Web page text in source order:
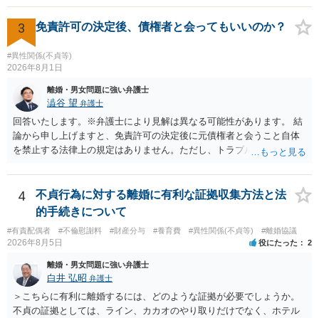
か。 ⇒判決となり敗訴してしまった場合は、強制執行により不動産等
の財産を差し押さえられ、そこから債権回収が図られることになりま
すが、 和解であれば柔軟な解決が可能ですので、その場合は分割払
いにより支払うことも十分可能です。 ⑤ このような事情であれば、私
は120万円のみ和解交渉を続けるべきでしょうか。 ⇒ご相談者様の認
れるため、 120万円のみについて交渉を続けることがベターかと存じ
ます。
には、追加着手金や日当、実費が発生することもあります。 もっと
も、証拠が十分にあるか、相手方の住所・勤務先が分かるか、慰謝料
額、離婚の有無、交渉で終わるか訴訟まで見込むかによって、費用は
変わり得ます。依頼前に、交渉だけの場合、訴訟になった場合、回収
できなかった場合の費用を確認しておくとよいでしょう。 弁護士選び
通しを過度に楽観的に言い過ぎないか、質問に具体的に答えてくれる
か、連絡方法（メール、電話、弁護士直接か事務局員を介するかな
ど）や対応スピードが合うかを確認するとよいと思います。いずれに
しましても、弁護士への相談・依頼にあたっては、証拠資料、夫と相
手方の関係、相手方の氏名・住所等、夫婦関係への影響、離婚予定の
3 免責許可の決定後、債権者と会ってもいいのか？
#異性関係(不貞等)
2026年8月1日
離婚・男女問題に強い弁護士
澁谷 望 弁護士
回答いたします。※弁護士により見解は異なる可能性があります。 結
論から申し上げますと、免責許可の決定後に元債権者と会うこと自体
を禁止する法律上の規定はありません。ただし、トラブル防止の観点
ントは以下の通りです。 ・金銭のやり取りや返済の約束は絶対にしな
い（免責された借金を任意でも支払ってしまうとトラブルの元になり
ます） ・過去のDVや過剰請求の経緯を踏まえ、相手の感情に流されな
い ・予定通り毅然とした態度で距離を置く 法律上の制限はないもの
の、ご自身の生活と精神的な安定を守るためにも、お互いに距離を置
くというご判断は非常に賢明かと思います。
4
不貞行為に対する離婚に有利な証拠収集方法と法
的手続きについて
#有責配偶者 #不倫慰謝料 #財産分与 #養育費 #異性関係(不貞等) #離婚協議
2026年8月5日 役にたった 2
離婚・男女問題に強い弁護士
白井 弘昭 弁護士
＞こちらに有利に離婚するには、どのような証拠が必要でしょうか。
不貞の証拠としては、ライン、カカオのやり取りだけでなく、ホテル